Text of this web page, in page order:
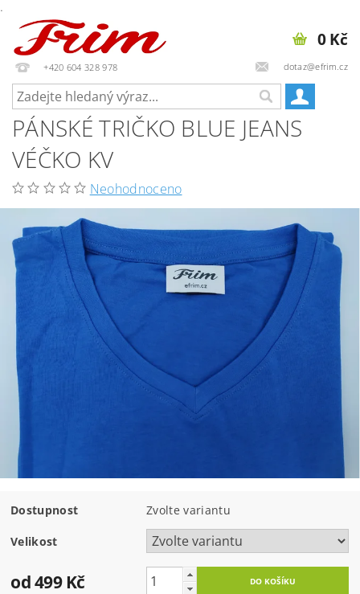
.
+420 604 328 978 dotaz@efrim.cz
0 Kč
PÁNSKÉ TRIČKO BLUE JEANS
VÉČKO KV
Neohodnoceno
Dostupnost Zvolte variantu
Velikost
od 499 Kč